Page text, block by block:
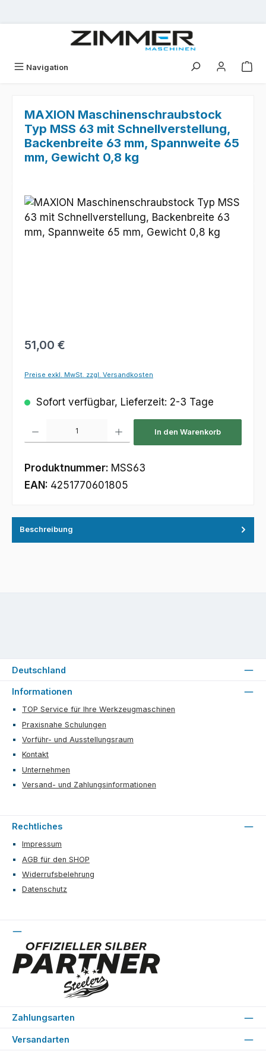
Navigation
MAXION Maschinenschraubstock
Typ MSS 63 mit Schnellverstellung,
Backenbreite 63 mm, Spannweite 65
mm, Gewicht 0,8 kg
Bildergalerie überspringen
Regulärer Preis:
51,00 €
Preise exkl. MwSt. zzgl. Versandkosten
Sofort verfügbar, Lieferzeit: 2-3 Tage
In den Warenkorb
Produktnummer: MSS63
EAN: 4251770601805
Beschreibung
Informationen
TOP Service für Ihre Werkzeugmaschinen
Praxisnahe Schulungen
Vorführ- und Ausstellungsraum
Kontakt
Unternehmen
Versand- und Zahlungsinformationen
Rechtliches
Impressum
AGB für den SHOP
Widerrufsbelehrung
Datenschutz
Zahlungsarten
Versandarten
Deutschland